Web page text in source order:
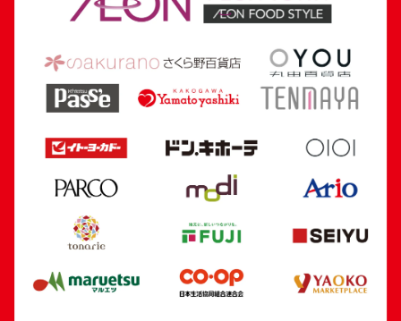
参考買取価格 参考買取価格